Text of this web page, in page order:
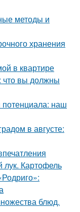
методы и
хранения
в квартире
что вы должны
наш
в августе:
лук. Картофель
блюд.